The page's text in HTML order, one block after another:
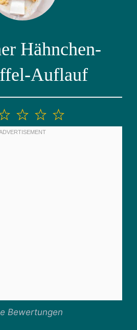
Hähnchen-
Auflauf
5
4
Sterne
3
Sterne
2
Sterne
Bewertungen